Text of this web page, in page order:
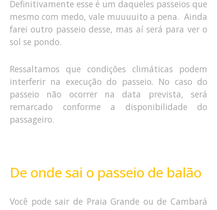
Definitivamente esse é um daqueles passeios que
mesmo com medo, vale muuuuito a pena. Ainda
farei outro passeio desse, mas aí será para ver o
sol se pondo.
Ressaltamos que condições climáticas podem
interferir na execução do passeio. No caso do
passeio não ocorrer na data prevista, será
remarcado conforme a disponibilidade do
passageiro.
De onde sai o passeio de balão
Você pode sair de Praia Grande ou de Cambará